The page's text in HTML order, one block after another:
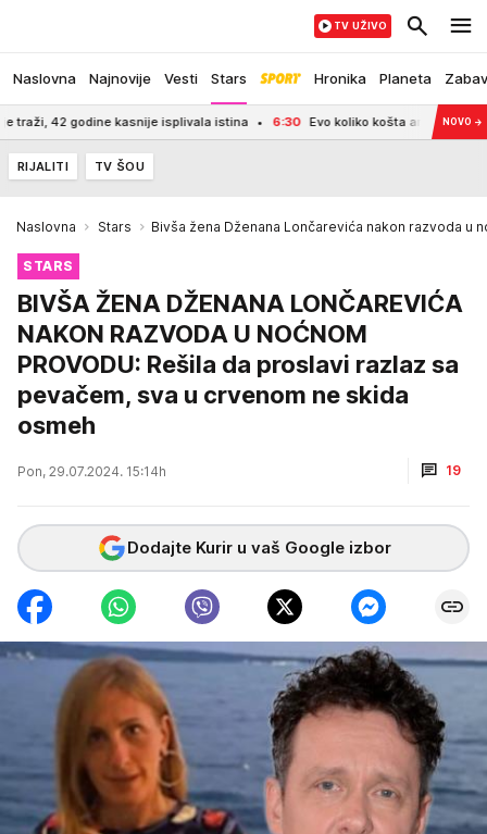
Naslovna Najnovije Vesti Stars Hronika Planeta
TV UŽIVO
kasnije isplivala istina 6:30 Evo koliko košta ar placa na planini Goč:
NOVO →
RIJALITI TV ŠOU
Naslovna Stars Bivša žena Dženana Lončarevića nakon razvoda u
STARS
BIVŠA ŽENA DŽENANA LONČAREVIĆA
NAKON RAZVODA U NOĆNOM
PROVODU: Rešila da proslavi razlaz sa
pevačem, sva u crvenom ne skida
osmeh
Pon, 29.07.2024. 15:14h 19
Dodajte Kurir u vaš Google izbor